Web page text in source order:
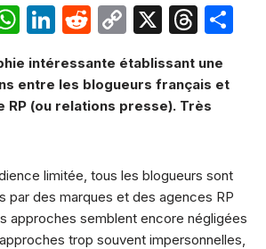
W
at
s
p
Li
k
e
n
R
d
di
C
p
y
k
X
T
e
a
intéressante établissant une
entre les blogueurs français et
RP (ou relations presse). Très
limitée, tous les blogueurs sont
par des marques et des agences RP
approches semblent encore négligées
trop souvent impersonnelles,